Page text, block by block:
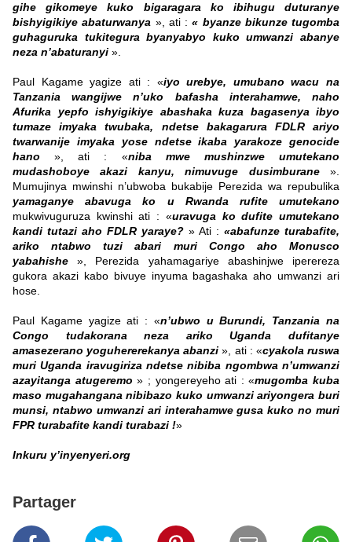
gihe gikomeye kuko bigaragara ko ibihugu duturanye
bishyigikiye abaturwanya », ati :« byanze bikunze tugomba
guhaguruka tukitegura byanyabyo kuko umwanzi abanye
neza n’abaturanyi ».
Paul Kagame yagize ati : «iyo urebye, umubano wacu na
Tanzania wangijwe n’uko bafasha interahamwe, naho
Afurika yepfo ishyigikiye abashaka kuza bagasenya ibyo
tumaze imyaka twubaka, ndetse bakagarura FDLR ariyo
twarwanije imyaka yose ndetse ikaba yarakoze genocide
hano », ati : «niba mwe mushinzwe umutekano
mudashoboye akazi kanyu, nimuvuge dusimburane ».
Mumujinya mwinshi n’ubwoba bukabije Perezida wa repubulika
yamaganye abavuga ko u Rwanda rufite umutekano
mukwivuguruza kwinshi ati : «uravuga ko dufite umutekano
kandi tutazi aho FDLR yaraye? » Ati : «abafunze turabafite,
ariko ntabwo tuzi abari muri Congo aho Monusco
yabahishe », Perezida yahamagariye abashinjwe iperereza
gukora akazi kabo bivuye inyuma bagashaka aho umwanzi ari
hose.
Paul Kagame yagize ati : «n’ubwo u Burundi, Tanzania na
Congo tudakorana neza ariko Uganda dufitanye
amasezerano yoguhererekanya abanzi », ati : «cyakola ruswa
muri Uganda iravugiriza ndetse nibiba ngombwa n’umwanzi
azayitanga atugeremo » ; yongereyeho ati : «mugomba kuba
maso mugahangana nibibazo kuko umwanzi ariyongera buri
munsi, ntabwo umwanzi ari interahamwe gusa kuko no muri
FPR turabafite kandi turabazi !»
Inkuru y’inyenyeri.org
Partager